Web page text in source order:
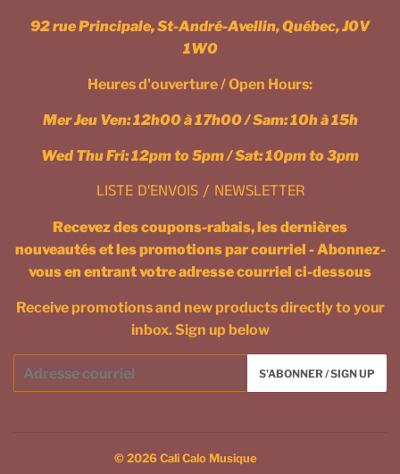
92 rue Principale, St-André-Avellin, Québec, J0V
1W0
Heures d'ouverture / Open Hours:
Mer Jeu Ven: 12h00 à 17h00 / Sam: 10h à 15h
Wed Thu Fri: 12pm to 5pm / Sat: 10pm to 3pm
LISTE D'ENVOIS / NEWSLETTER
Recevez des coupons-rabais, les dernières
nouveautés et les promotions par courriel - Abonnez-
vous en entrant votre adresse courriel ci-dessous
Receive promotions and new products directly to your
inbox. Sign up below
S'ABONNER / SIGN UP
© 2026Cali Calo Musique